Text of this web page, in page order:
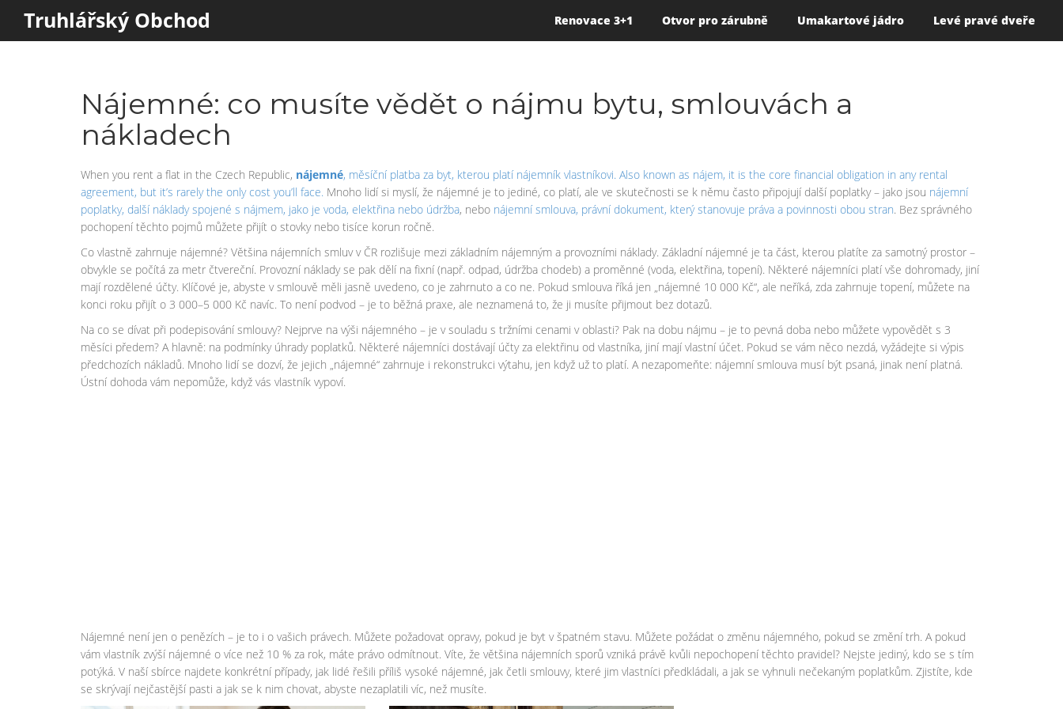
Truhlářský Obchod Renovace 3+1 Otvor pro zárubně Umakartové jádro Levé pravé dveře
Nájemné: co musíte vědět o nájmu bytu, smlouvách a
nákladech
When you rent a flat in the Czech Republic, nájemné, měsíční platba za byt, kterou platí nájemník vlastníkovi. Also known as nájem, it is the core financial obligation in any rental
agreement, but it’s rarely the only cost you’ll face. Mnoho lidí si myslí, že nájemné je to jediné, co platí, ale ve skutečnosti se k němu často připojují další poplatky – jako jsou nájemní
poplatky, další náklady spojené s nájmem, jako je voda, elektřina nebo údržba, nebo nájemní smlouva, právní dokument, který stanovuje práva a povinnosti obou stran. Bez správného
pochopení těchto pojmů můžete přijít o stovky nebo tisíce korun ročně.
Co vlastně zahrnuje nájemné? Většina nájemních smluv v ČR rozlišuje mezi základním nájemným a provozními náklady. Základní nájemné je ta část, kterou platíte za samotný prostor –
obvykle se počítá za metr čtvereční. Provozní náklady se pak dělí na fixní (např. odpad, údržba chodeb) a proměnné (voda, elektřina, topení). Některé nájemníci platí vše dohromady, jiní
mají rozdělené účty. Klíčové je, abyste v smlouvě měli jasně uvedeno, co je zahrnuto a co ne. Pokud smlouva říká jen „nájemné 10 000 Kč“, ale neříká, zda zahrnuje topení, můžete na
konci roku přijít o 3 000–5 000 Kč navíc. To není podvod – je to běžná praxe, ale neznamená to, že ji musíte přijmout bez dotazů.
Na co se dívat při podepisování smlouvy? Nejprve na výši nájemného – je v souladu s tržními cenami v oblasti? Pak na dobu nájmu – je to pevná doba nebo můžete vypovědět s 3
měsíci předem? A hlavně: na podmínky úhrady poplatků. Některé nájemníci dostávají účty za elektřinu od vlastníka, jiní mají vlastní účet. Pokud se vám něco nezdá, vyžádejte si výpis
předchozích nákladů. Mnoho lidí se dozví, že jejich „nájemné“ zahrnuje i rekonstrukci výtahu, jen když už to platí. A nezapomeňte: nájemní smlouva musí být psaná, jinak není platná.
Ústní dohoda vám nepomůže, když vás vlastník vypoví.
Nájemné není jen o penězích – je to i o vašich právech. Můžete požadovat opravy, pokud je byt v špatném stavu. Můžete požádat o změnu nájemného, pokud se změní trh. A pokud
vám vlastník zvýší nájemné o více než 10 % za rok, máte právo odmítnout. Víte, že většina nájemních sporů vzniká právě kvůli nepochopení těchto pravidel? Nejste jediný, kdo se s tím
potýká. V naší sbírce najdete konkrétní případy, jak lidé řešili příliš vysoké nájemné, jak četli smlouvy, které jim vlastníci předkládali, a jak se vyhnuli nečekaným poplatkům. Zjistíte, kde
se skrývají nejčastější pasti a jak se k nim chovat, abyste nezaplatili víc, než musíte.